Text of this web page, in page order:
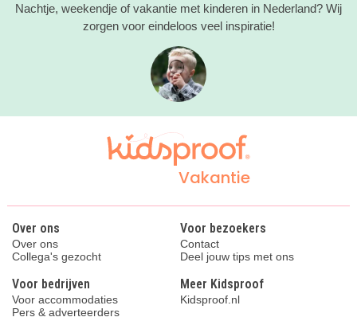
Nachtje, weekendje of vakantie met kinderen in Nederland? Wij
zorgen voor eindeloos veel inspiratie!
Vakantie
Over ons
Over ons
Collega's gezocht
Voor bezoekers
Contact
Deel jouw tips met ons
Voor bedrijven
Voor accommodaties
Pers & adverteerders
Meer Kidsproof
Kidsproof.nl